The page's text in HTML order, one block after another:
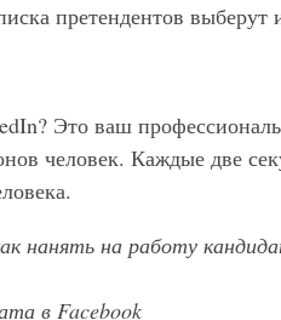
претендентов выберут
Это ваш
человек. Каждые две
нанять на работу
в Facebook